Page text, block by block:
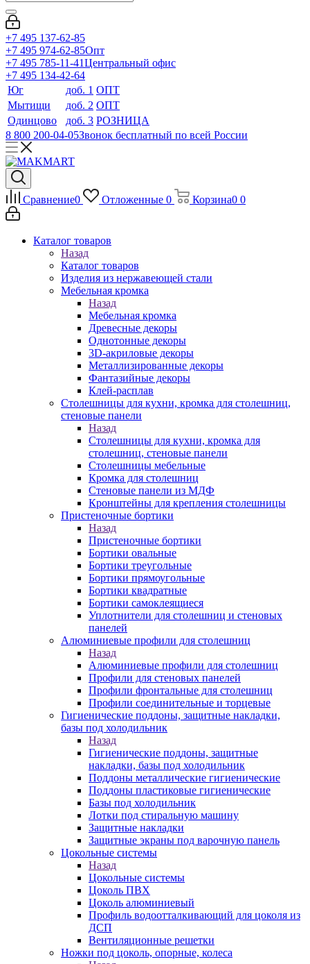
+7 495 137-62-85
+7 495 974-62-85Опт
+7 495 785-11-41Центральный офис
+7 495 134-42-64
Юг
доб. 1 ОПТ
Мытищи
доб. 2 ОПТ
Одинцово
доб. 3 РОЗНИЦА
8 800 200-04-05Звонок бесплатный по всей России
Сравнение0 Отложенные 0 Корзина0 0
Каталог товаров
Назад
Каталог товаров
Изделия из нержавеющей стали
Мебельная кромка
Назад
Мебельная кромка
Древесные декоры
Однотонные декоры
3D-акриловые декоры
Металлизированные декоры
Фантазийные декоры
Клей-расплав
Столешницы для кухни, кромка для столешниц,
стеновые панели
Назад
Столешницы для кухни, кромка для
столешниц, стеновые панели
Столешницы мебельные
Кромка для столешниц
Стеновые панели из МДФ
Кронштейны для крепления столешницы
Пристеночные бортики
Назад
Пристеночные бортики
Бортики овальные
Бортики треугольные
Бортики прямоугольные
Бортики квадратные
Бортики самоклеящиеся
Уплотнители для столешниц и стеновых
панелей
Алюминиевые профили для столешниц
Назад
Алюминиевые профили для столешниц
Профили для стеновых панелей
Профили фронтальные для столешниц
Профили соединительные и торцевые
Гигиенические поддоны, защитные накладки,
базы под холодильник
Назад
Гигиенические поддоны, защитные
накладки, базы под холодильник
Поддоны металлические гигиенические
Поддоны пластиковые гигиенические
Базы под холодильник
Лотки под стиральную машину
Защитные накладки
Защитные экраны под варочную панель
Цокольные системы
Назад
Цокольные системы
Цоколь ПВХ
Цоколь алюминиевый
Профиль водоотталкивающий для цоколя из
ДСП
Вентиляционные решетки
Ножки под цоколь, опорные, колеса